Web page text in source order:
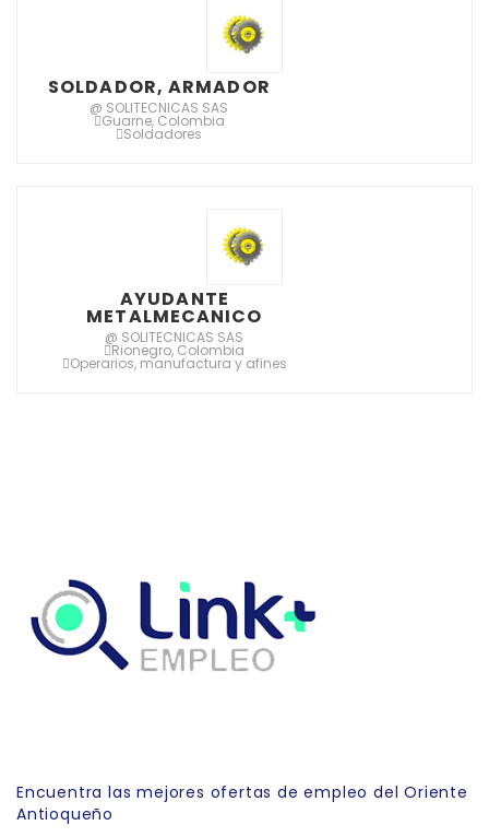
SOLDADOR, ARMADOR
@ SOLITECNICAS SAS
Guarne, Colombia
Soldadores
AYUDANTE
METALMECANICO
@ SOLITECNICAS SAS
Rionegro, Colombia
Operarios, manufactura y afines
Encuentra las mejores ofertas de empleo del Oriente
Antioqueño